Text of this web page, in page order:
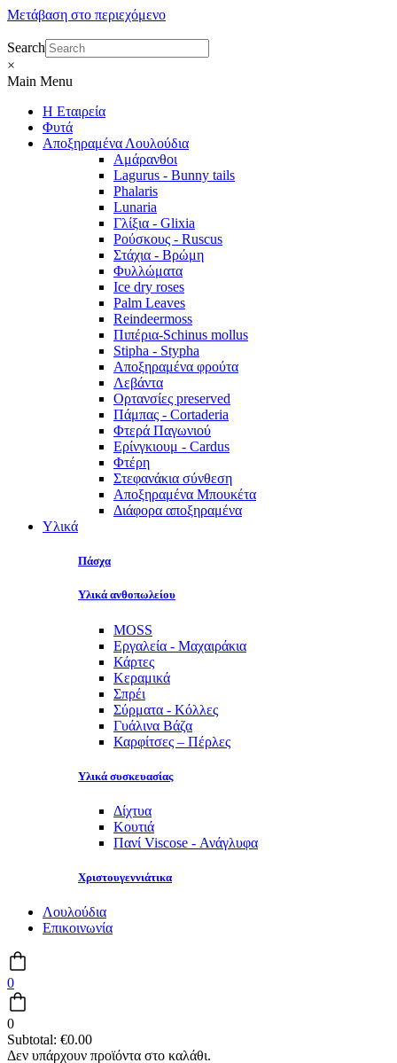
Μετάβαση στο περιεχόμενο
Search
×
Main Menu
Η Εταιρεία
Φυτά
Αποξηραμένα Λουλούδια
Αμάρανθοι
Lagurus - Bunny tails
Phalaris
Lunaria
Γλίξια - Glixia
Ρούσκους - Ruscus
Στάχια - Βρώμη
Φυλλώματα
Ice dry roses
Palm Leaves
Reindeermoss
Πιπέρια-Schinus mollus
Stipha - Stypha
Αποξηραμένα φρούτα
Λεβάντα
Ορτανσίες preserved
Πάμπας - Cortaderia
Φτερά Παγωνιού
Ερίνγκιουμ - Cardus
Φτέρη
Στεφανάκια σύνθεση
Αποξηραμένα Μπουκέτα
Διάφορα αποξηραμένα
Υλικά
Πάσχα
Υλικά ανθοπωλείου
MOSS
Εργαλεία - Μαχαιράκια
Κάρτες
Κεραμικά
Σπρέι
Σύρματα - Κόλλες
Γυάλινα Βάζα
Καρφίτσες – Πέρλες
Υλικά συσκευασίας
Δίχτυα
Κουτιά
Πανί Viscose - Ανάγλυφα
Χριστουγεννιάτικα
Λουλούδια
Επικοινωνία
0
0
Subtotal: €0.00